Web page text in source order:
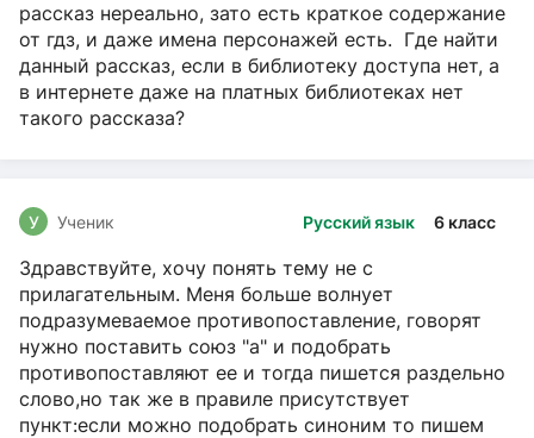
рассказ нереально, зато есть краткое содержание
от гдз, и даже имена персонажей есть. Где найти
данный рассказ, если в библиотеку доступа нет, а
в интернете даже на платных библиотеках нет
такого рассказа?
Русский язык 6 класс
У Ученик
Здравствуйте, хочу понять тему не с
прилагательным. Меня больше волнует
подразумеваемое противопоставление, говорят
нужно поставить союз "а" и подобрать
противопоставляют ее и тогда пишется раздельно
слово,но так же в правиле присутствует
пункт:если можно подобрать синоним то пишем